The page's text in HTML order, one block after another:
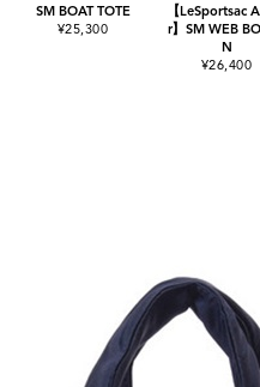
SM BOAT TOTE
¥25,300
【LeSportsac
r】SM WEB
N
¥26,400